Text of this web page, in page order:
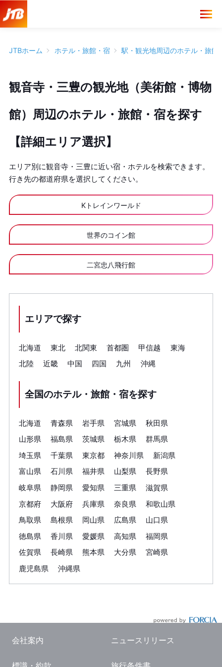
JTBホーム ホテル・旅館・宿 駅・観光地周辺のホテル・旅館
観音寺・三豊の観光地（美術館・博物
館）周辺のホテル・旅館・宿を探す
【詳細エリア選択】
エリア別に観音寺・三豊に近い宿・ホテルを検索できます。
行き先の都道府県を選択してください。
Kトレインワールド
世界のコイン館
二宮忠八飛行館
エリアで探す
北海道 東北 北関東 首都圏 甲信越
東海
北陸
近畿 中国 四国 九州 沖縄
全国のホテル・旅館・宿を探す
北海道 青森県 岩手県 宮城県
秋田県
山形県
福島県 茨城県 栃木県
群馬県
埼玉県
千葉県 東京都 神奈川県
新潟県
富山県
石川県 福井県 山梨県
長野県
岐阜県
静岡県 愛知県 三重県
滋賀県
京都府
大阪府 兵庫県 奈良県
和歌山県
鳥取県
島根県 岡山県 広島県
山口県
徳島県
香川県 愛媛県 高知県
福岡県
佐賀県
長崎県 熊本県 大分県
宮崎県
鹿児島県
沖縄県
会社案内 ニュースリリース